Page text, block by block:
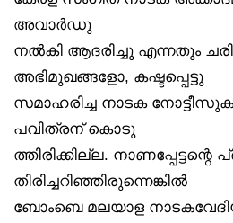
അവാർഡു
നൽകി ആദരിച്ചു എന്നതും
അഭിമുഖങ്ങളോ, കഷ്ടപ്പെട്ടു
സമാഹരിച്ച നാടക
പവിത്രന് കൊടു
ത്തിരിക്കില്ല. നാണപ്പേട്ടന്റെ
തിരിച്ചറിഞ്ഞിരുന്നെങ്കിൽ
ബോംബെ മലയാള